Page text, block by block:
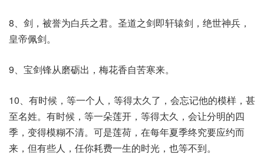
8、剑，被誉为白兵之君。圣道之剑即轩辕剑，绝世神兵，
皇帝佩剑。
9、宝剑锋从磨砺出，梅花香自苦寒来。
10、有时候，等一个人，等得太久了，会忘记他的模样，甚
至名姓。有时候，等一朵莲开，等得太久，会让分明的四
季，变得模糊不清。可是莲荷，在每年夏季终究要应约而
来，但有些人，任你耗费一生的时光，也等不到。